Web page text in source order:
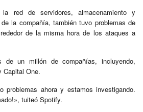
red de servidores, almacenamiento y
la compañía, también tuvo problemas de
de la misma hora de los ataques a
un millón de compañías, incluyendo,
Capital One.
problemas ahora y estamos investigando.
tuiteó Spotify.